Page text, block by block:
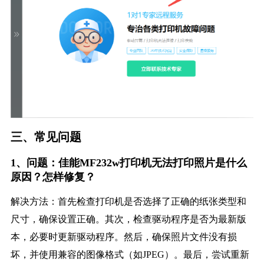
三、常见问题
1、问题：佳能MF232w打印机无法打印照片是什么
原因？怎样修复？
解决方法：首先检查打印机是否选择了正确的纸张类型和
尺寸，确保设置正确。其次，检查驱动程序是否为最新版
本，必要时更新驱动程序。然后，确保照片文件没有损
坏，并使用兼容的图像格式（如JPEG）。最后，尝试重新